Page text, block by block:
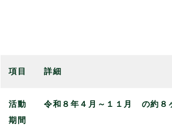
項目 詳細
活動
期間
令和８年４月～１１月 の約８